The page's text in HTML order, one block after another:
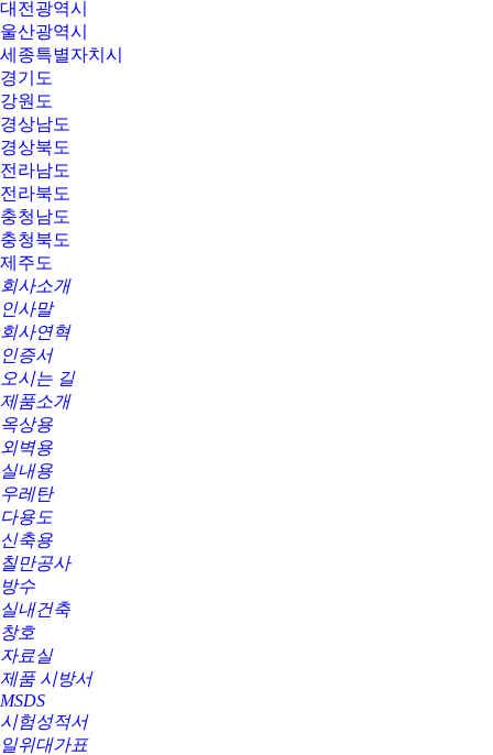
대전광역시
울산광역시
세종특별자치시
경기도
강원도
경상남도
경상북도
전라남도
전라북도
충청남도
충청북도
제주도
회사소개
인사말
회사연혁
인증서
오시는 길
제품소개
옥상용
외벽용
실내용
우레탄
다용도
신축용
칠만공사
방수
실내건축
창호
자료실
제품 시방서
MSDS
시험성적서
일위대가표